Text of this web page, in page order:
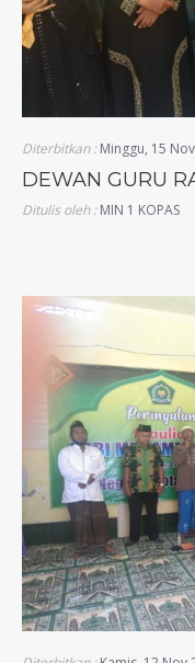
Diterbitkan :Minggu, 15
DEWAN GURU
Ditulis oleh :MIN 1 KOPAS